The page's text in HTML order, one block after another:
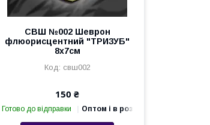
СВШ №002 Шеврон
флюорисцентний "ТРИЗУБ"
8х7см
свш002
150 ₴
Готово до відправки Оптом і в роздріб